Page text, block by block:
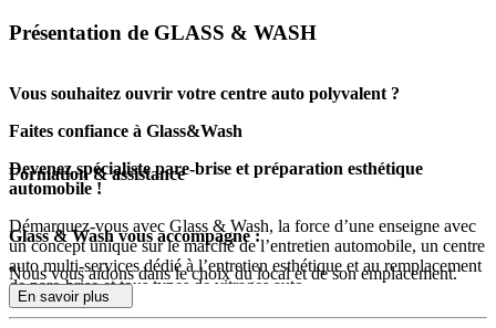
Présentation de GLASS & WASH
Vous souhaitez ouvrir votre centre auto polyvalent ?
Faites confiance à Glass&Wash
Devenez spécialiste pare-brise et préparation esthétique
automobile !
Démarquez-vous avec Glass & Wash, la force d’une enseigne avec
un concept unique sur le marché de l’entretien automobile, un centre
auto multi-services dédié à l’entretien esthétique et au remplacement
de pare-brise et tous types de vitrages auto.
L’enseigne est née à la suite de la loi Hamon et le libre choix du
Formation & assistance
Glass & Wash vous accompagne :
Nous vous aidons dans le choix du local et de son emplacement.
Nous évaluons le niveau de l’installation à effectuer et chiffrons le
En savoir plus